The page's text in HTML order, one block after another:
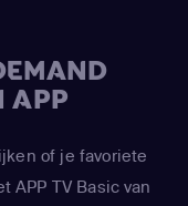
APP
of je favoriete
APP TV Basic van